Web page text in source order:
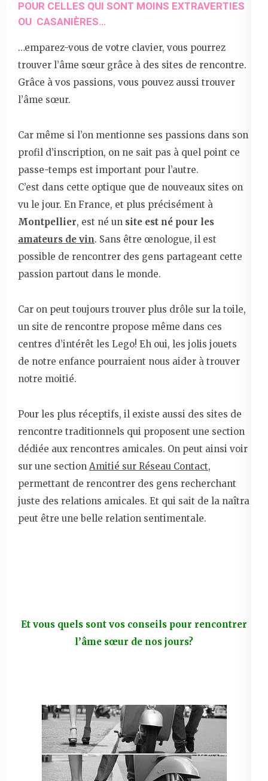
POUR CELLES QUI SONT MOINS EXTRAVERTIES
OU CASANIÈRES…
…emparez-vous de votre clavier, vous pourrez
trouver l’âme sœur grâce à des sites de rencontre.
Grâce à vos passions, vous pouvez aussi trouver
l’âme sœur.
Car même si l’on mentionne ses passions dans son
profil d’inscription, on ne sait pas à quel point ce
passe-temps est important pour l’autre.
C’est dans cette optique que de nouveaux sites on
vu le jour. En France, et plus précisément à
Montpellier, est né un site est né pour les
amateurs de vin. Sans être œnologue, il est
possible de rencontrer des gens partageant cette
passion partout dans le monde.
Car on peut toujours trouver plus drôle sur la toile,
un site de rencontre propose même dans ces
centres d’intérêt les Lego! Eh oui, les jolis jouets
de notre enfance pourraient nous aider à trouver
notre moitié.
Pour les plus réceptifs, il existe aussi des sites de
rencontre traditionnels qui proposent une section
dédiée aux rencontres amicales. On peut ainsi voir
sur une section Amitié sur Réseau Contact,
permettant de rencontrer des gens recherchant
juste des relations amicales. Et qui sait de la naîtra
peut être une belle relation sentimentale.
Et vous quels sont vos conseils pour rencontrer
l’âme sœur de nos jours?